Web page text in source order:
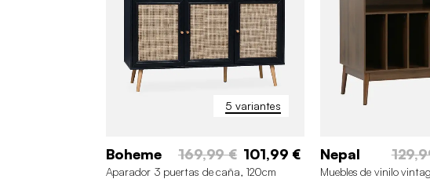
5 variantes
Boheme 169,99 € 101,99 €
Aparador 3 puertas de caña, 120cm
Nepal
Muebles de vinilo